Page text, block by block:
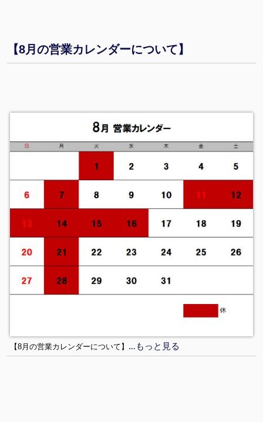
【8月の営業カレンダーについて】
【8月の営業カレンダーについて】 …もっと見る